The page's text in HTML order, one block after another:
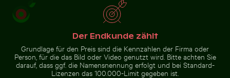
Der Endkunde zählt
Grundlage für den Preis sind die Kennzahlen der Firma oder
Person, für die das Bild oder Video genutzt wird. Bitte achten Sie
darauf, dass ggf. die Namensnennung erfolgt und bei Standard-
Lizenzen das 100.000-Limit gegeben ist.